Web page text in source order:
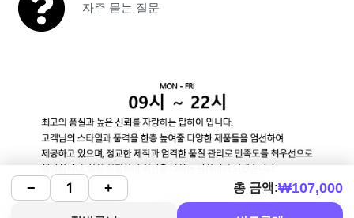
자주 묻는 질문
− + 총 금액:₩107,000